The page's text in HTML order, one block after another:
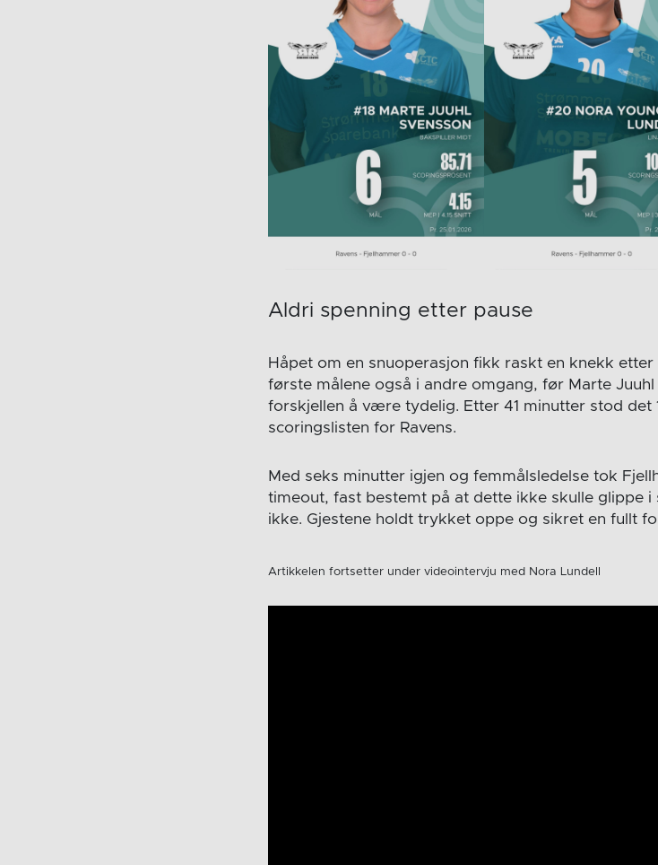
Aldri spenning etter pause
Håpet om en snuoperasjon fikk raskt en knekk
første målene også i andre omgang, før Marte
forskjellen å være tydelig. Etter 41 minutter stod det
scoringslisten for Ravens.
Med seks minutter igjen og femmålsledelse tok
timeout, fast bestemt på at dette ikke skulle glippe
ikke. Gjestene holdt trykket oppe og sikret en fullt
Artikkelen fortsetter under videointervju med Nora Lundell